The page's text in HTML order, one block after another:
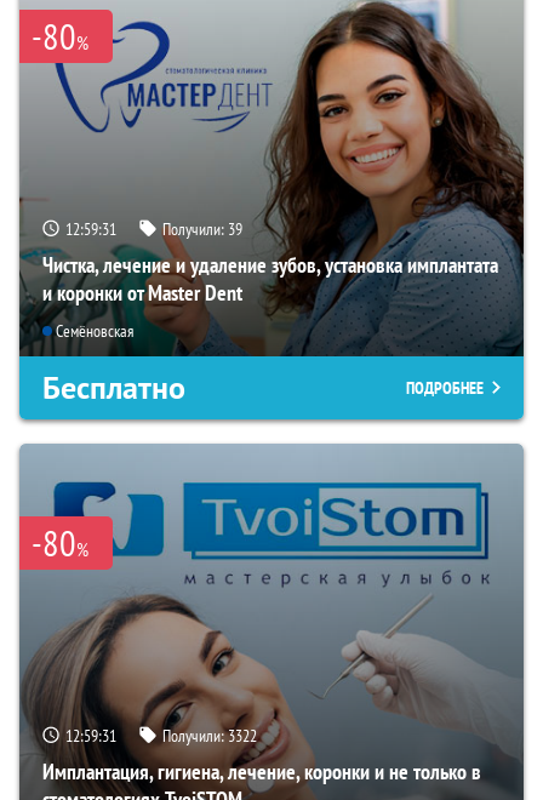
-80%
12:59:29 Получили: 39
Чистка, лечение и удаление зубов, установка имплантата
и коронки от Master Dent
Семёновская
Бесплатно ПОДРОБНЕЕ
-80%
12:59:29 Получили:3322
Имплантация, гигиена, лечение, коронки и не только в